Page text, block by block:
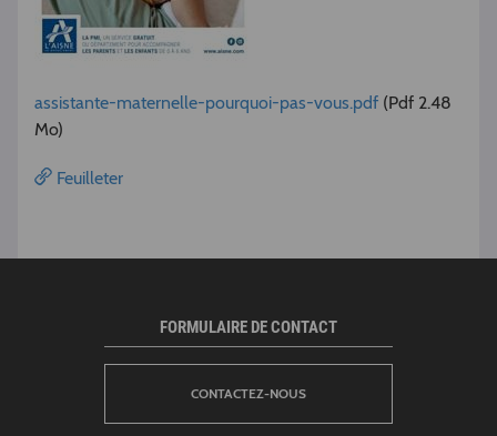
assistante-maternelle-pourquoi-pas-vous.pdf (Pdf 2.48
Mo)
Feuilleter
FORMULAIRE DE CONTACT
CONTACTEZ-NOUS